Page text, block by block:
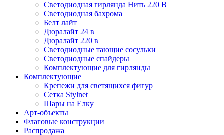
Светодиодная гирлянда Нить 220 В
Светодиодная бахрома
Белт лайт
Дюралайт 24 в
Дюралайт 220 в
Светодиодные тающие сосульки
Светодиодные спайдеры
Комплектующие для гирлянды
Комплектующие
Крепежи для светящихся фигур
Сетка Stylnet
Шары на Елку
Арт-объекты
Флаговые конструкции
Распродажа